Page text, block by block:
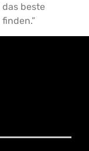
beste